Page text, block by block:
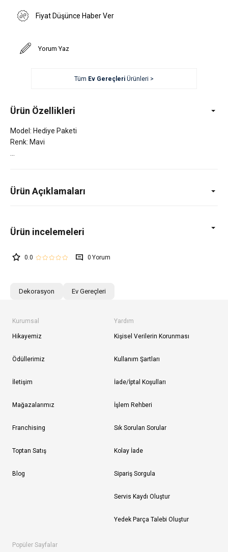
Fiyat Düşünce Haber Ver
Yorum Yaz
Tüm Ev GereçleriÜrünleri >
Ürün Özellikleri
Model: Hediye Paketi
Renk: Mavi
Ürün Açıklamaları
0.0 0
Dekorasyon Ev Gereçleri
Kurumsal
Hikayemiz
Ödüllerimiz
İletişim
Mağazalarımız
Franchising
Toptan Satış
Blog
Yardım
Kişisel Verilerin Korunması
Kullanım Şartları
İade/İptal Koşulları
İşlem Rehberi
Sık Sorulan Sorular
Kolay İade
Sipariş Sorgula
Servis Kaydı Oluştur
Yedek Parça Talebi Oluştur
Popüler Sayfalar